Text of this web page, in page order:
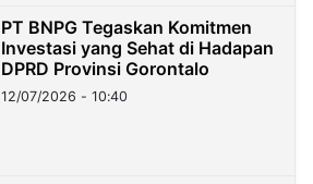
PT BNPG Tegaskan Komitmen
Investasi yang Sehat di Hadapan
DPRD Provinsi Gorontalo
12/07/2026 - 10:40